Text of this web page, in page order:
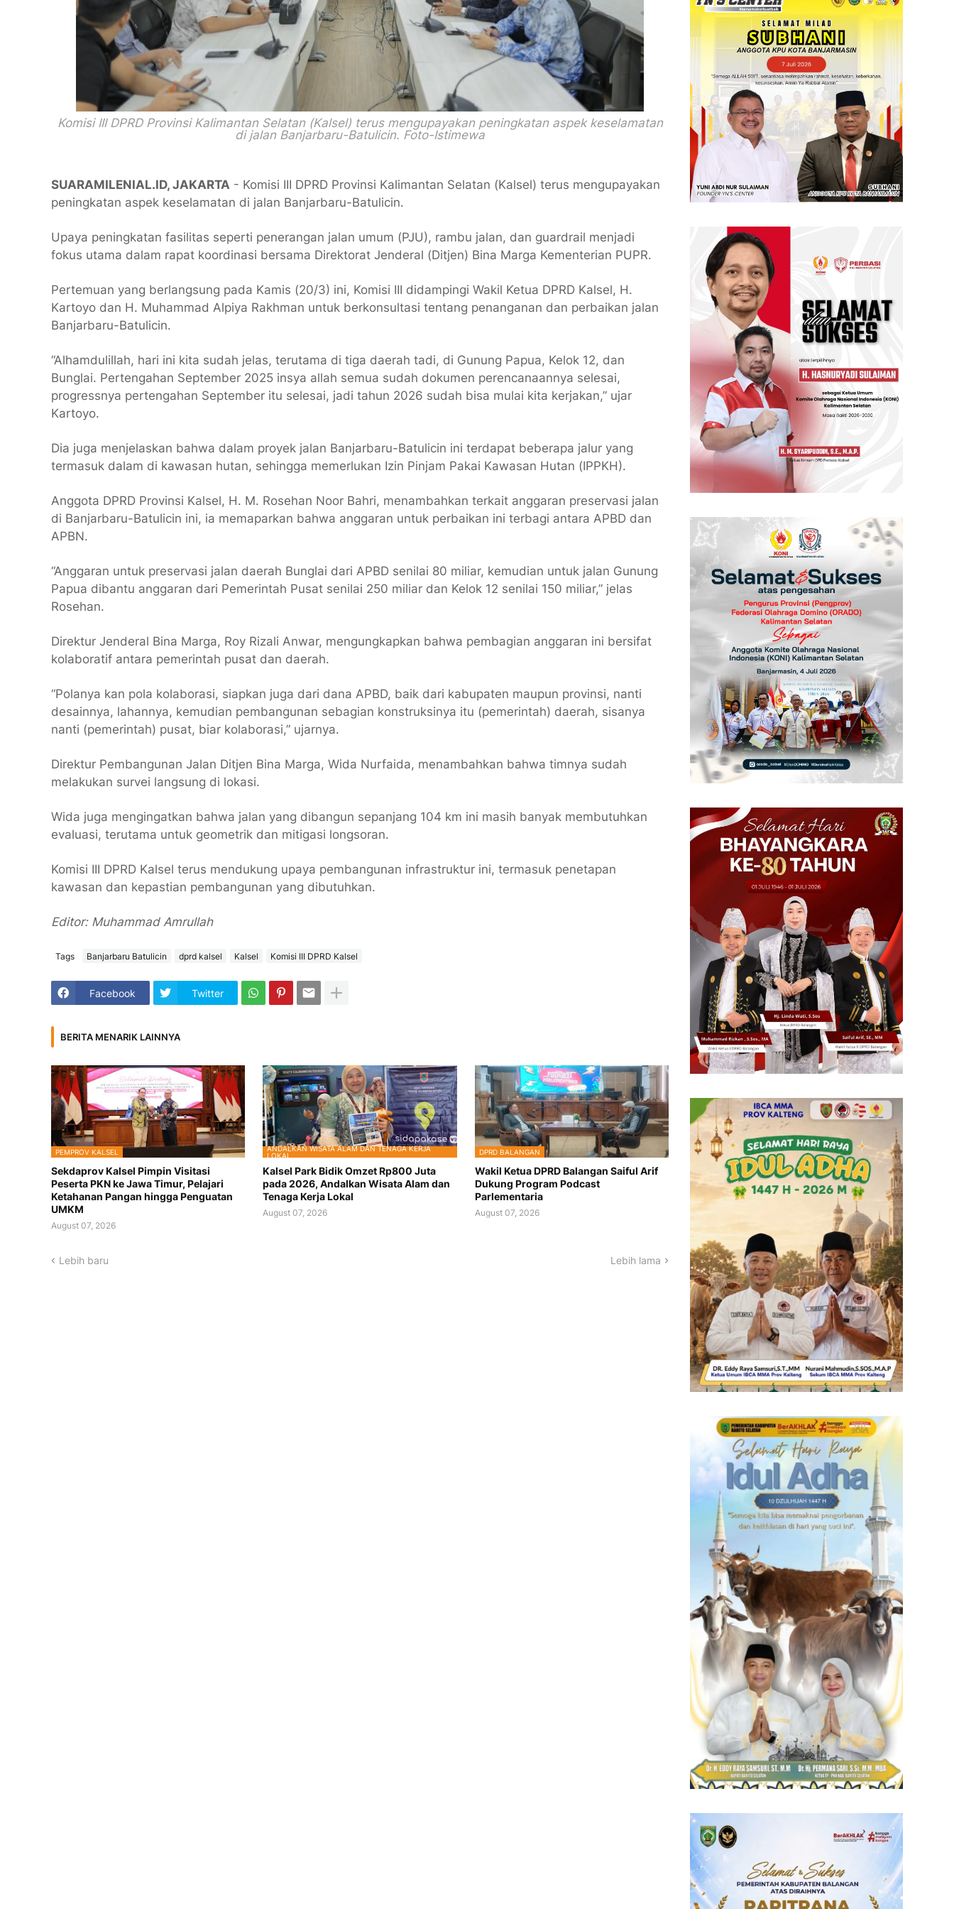
Komisi III DPRD Provinsi Kalimantan Selatan (Kalsel) terus mengupayakan peningkatan aspek keselamatan
di jalan Banjarbaru-Batulicin. Foto-Istimewa
SUARAMILENIAL.ID, JAKARTA - Komisi III DPRD Provinsi Kalimantan Selatan (Kalsel) terus mengupayakan
peningkatan aspek keselamatan di jalan Banjarbaru-Batulicin.
Upaya peningkatan fasilitas seperti penerangan jalan umum (PJU), rambu jalan, dan guardrail menjadi
fokus utama dalam rapat koordinasi bersama Direktorat Jenderal (Ditjen) Bina Marga Kementerian PUPR.
Pertemuan yang berlangsung pada Kamis (20/3) ini, Komisi III didampingi Wakil Ketua DPRD Kalsel, H.
Kartoyo dan H. Muhammad Alpiya Rakhman untuk berkonsultasi tentang penanganan dan perbaikan jalan
Banjarbaru-Batulicin.
“Alhamdulillah, hari ini kita sudah jelas, terutama di tiga daerah tadi, di Gunung Papua, Kelok 12, dan
Bunglai. Pertengahan September 2025 insya allah semua sudah dokumen perencanaannya selesai,
progressnya pertengahan September itu selesai, jadi tahun 2026 sudah bisa mulai kita kerjakan,” ujar
Kartoyo.
Dia juga menjelaskan bahwa dalam proyek jalan Banjarbaru-Batulicin ini terdapat beberapa jalur yang
termasuk dalam di kawasan hutan, sehingga memerlukan Izin Pinjam Pakai Kawasan Hutan (IPPKH).
Anggota DPRD Provinsi Kalsel, H. M. Rosehan Noor Bahri, menambahkan terkait anggaran preservasi jalan
di Banjarbaru-Batulicin ini, ia memaparkan bahwa anggaran untuk perbaikan ini terbagi antara APBD dan
APBN.
“Anggaran untuk preservasi jalan daerah Bunglai dari APBD senilai 80 miliar, kemudian untuk jalan Gunung
Papua dibantu anggaran dari Pemerintah Pusat senilai 250 miliar dan Kelok 12 senilai 150 miliar,” jelas
Rosehan.
Direktur Jenderal Bina Marga, Roy Rizali Anwar, mengungkapkan bahwa pembagian anggaran ini bersifat
kolaboratif antara pemerintah pusat dan daerah.
“Polanya kan pola kolaborasi, siapkan juga dari dana APBD, baik dari kabupaten maupun provinsi, nanti
desainnya, lahannya, kemudian pembangunan sebagian konstruksinya itu (pemerintah) daerah, sisanya
nanti (pemerintah) pusat, biar kolaborasi,” ujarnya.
Direktur Pembangunan Jalan Ditjen Bina Marga, Wida Nurfaida, menambahkan bahwa timnya sudah
melakukan survei langsung di lokasi.
Wida juga mengingatkan bahwa jalan yang dibangun sepanjang 104 km ini masih banyak membutuhkan
evaluasi, terutama untuk geometrik dan mitigasi longsoran.
Komisi III DPRD Kalsel terus mendukung upaya pembangunan infrastruktur ini, termasuk penetapan
kawasan dan kepastian pembangunan yang dibutuhkan.
Editor: Muhammad Amrullah
Tags Banjarbaru Batulicin dprd kalsel Kalsel Komisi III DPRD Kalsel
Facebook Twitter
BERITA MENARIK LAINNYA
PEMPROV KALSEL
Sekdaprov Kalsel Pimpin Visitasi
Peserta PKN ke Jawa Timur, Pelajari
Ketahanan Pangan hingga Penguatan
UMKM
August 07, 2026
ANDALKAN WISATA ALAM DAN TENAGA KERJA
LOKAL
Kalsel Park Bidik Omzet Rp800 Juta
pada 2026, Andalkan Wisata Alam dan
Tenaga Kerja Lokal
August 07, 2026
DPRD BALANGAN
Wakil Ketua DPRD Balangan Saiful Arif
Dukung Program Podcast
Parlementaria
August 07, 2026
Lebih baru Lebih lama